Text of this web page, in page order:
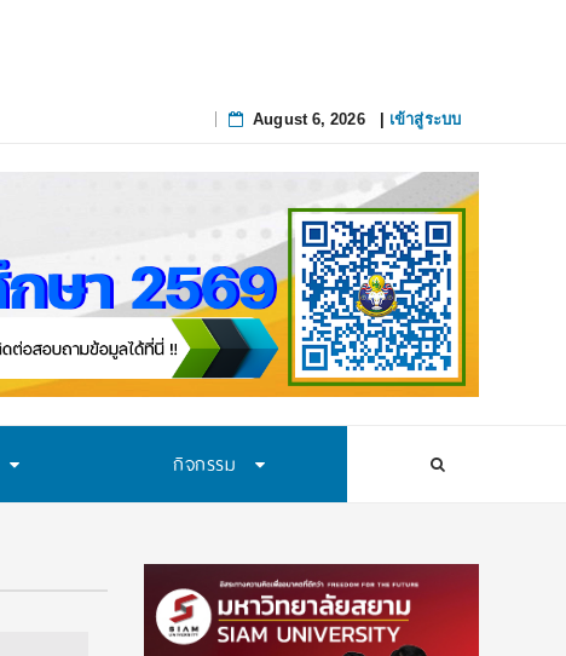
August 6, 2026| เข้าสู่ระบบ
กิจกรรม